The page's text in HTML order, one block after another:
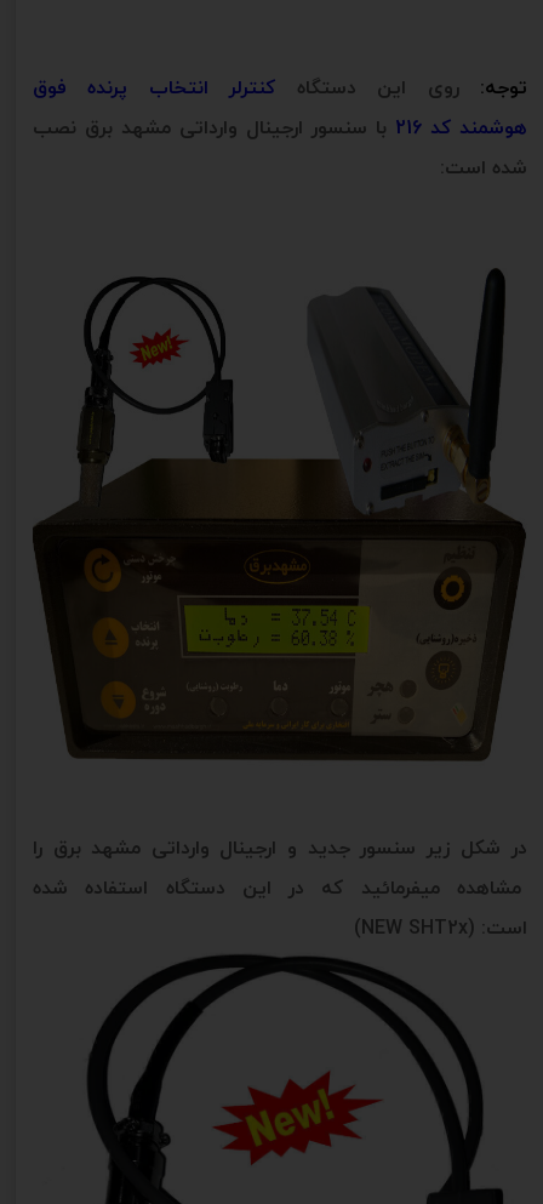
توجه: روی این دستگاه کنترلر انتخاب پرنده فوق
هوشمند کد 216
با سنسور ارجینال وارداتی مشهد برق نصب
شده است:
در شکل زیر سنسور جدید و ارجینال وارداتی مشهد برق را
مشاهده میفرمائید که در این دستگاه استفاده شده
است: (NEW SHT2x)